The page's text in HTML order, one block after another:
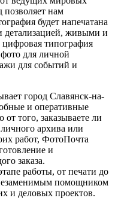
позволяет нам
будет напечатана
детализацией, живыми и
типография
для личной
для событий и
город Славянск-на-
и оперативные
того, заказываете ли
архива или
работ, ФотоПочта
и
заказа.
работы, от печати до
помощником
и деловых проектов.